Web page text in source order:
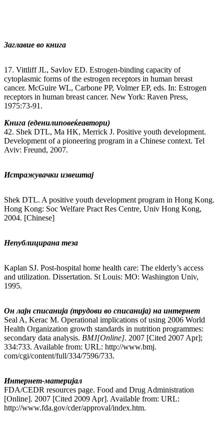
Заглавие во книга
17. Vittliff JL, Savlov ED. Estrogen-binding capacity of
cytoplasmic forms of the estrogen receptors in human breast
cancer. McGuire WL, Carbone PP, Volmer EP, eds. In: Estrogen
receptors in human breast cancer. New York: Raven Press,
1975:73-91.
Книга (еденилиповеќеавтори)
42. Shek DTL, Ma HK, Merrick J. Positive youth development.
Development of a pioneering program in a Chinese context. Tel
Aviv: Freund, 2007.
Истражувачки извештај
Shek DTL. A positive youth development program in Hong Kong.
Hong Kong: Soc Welfare Pract Res Centre, Univ Hong Kong,
2004. [Chinese]
Непублицирана теза
Kaplan SJ. Post-hospital home health care: The elderly’s access
and utilization. Dissertation. St Louis: MO: Washington Univ,
1995.
Он лајн списанија (трудови во списанија) на интернет
Seal A, Kerac M. Operational implications of using 2006 World
Health Organization growth standards in nutrition programmes:
secondary data analysis. BMJ[Online]. 2007 [Cited 2007 Apr];
334:733. Available from: URL: http://www.bmj.
com/cgi/content/full/334/7596/733.
Интернет-материјал
FDA/CEDR resources page. Food and Drug Administration
[Online]. 2007 [Cited 2009 Apr]. Available from: URL:
http://www.fda.gov/cder/approval/index.htm.